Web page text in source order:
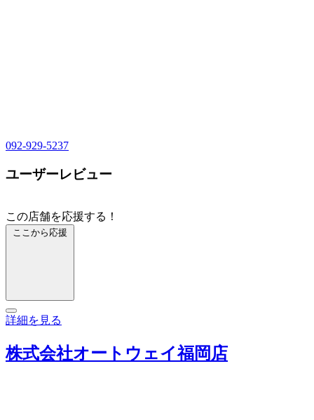
092-929-5237
ユーザーレビュー
この店舗を応援する！
ここから応援
詳細を見る
株式会社オートウェイ福岡店